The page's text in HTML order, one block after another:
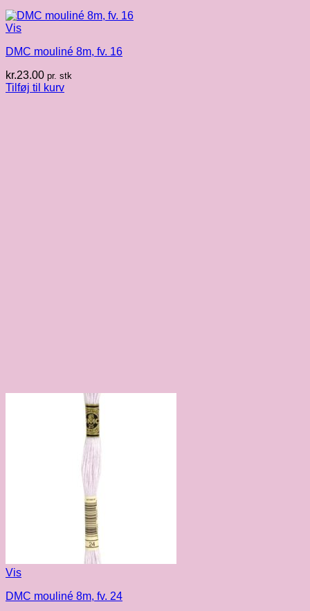
Vis
DMC mouliné 8m, fv. 16
kr.23.00 pr. stk
Tilføj til kurv
Vis
DMC mouliné 8m, fv. 24